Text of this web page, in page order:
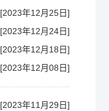
[2023年12月25日]
[2023年12月24日]
[2023年12月18日]
[2023年12月08日]
[2023年11月29日]